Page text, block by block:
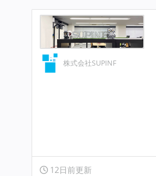
株式会社SUPINF
12日前更新